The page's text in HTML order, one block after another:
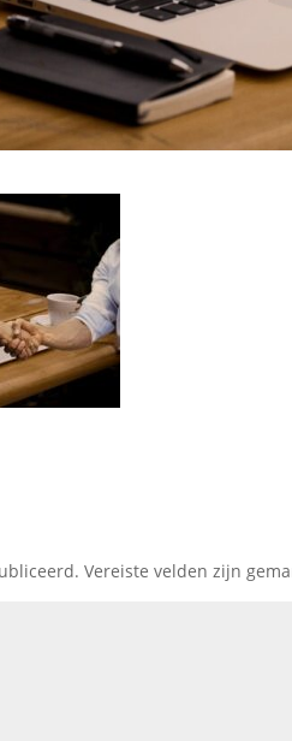
Vereiste velden zijn